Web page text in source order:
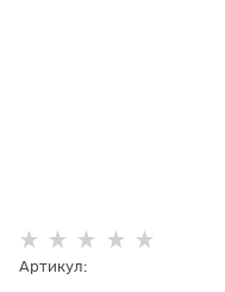
Артикул: